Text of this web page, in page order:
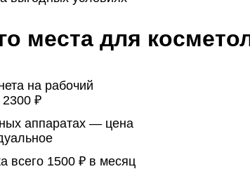
места для
на рабочий
₽
всего 1500 ₽ в месяц
аппаратах — цена